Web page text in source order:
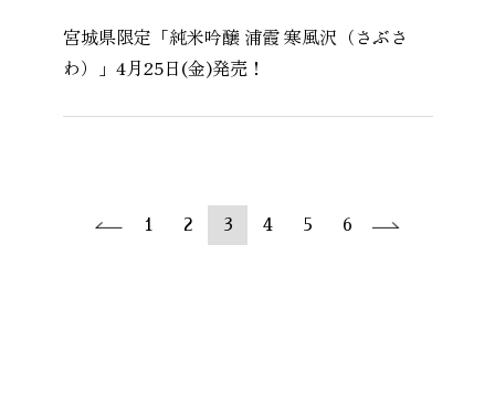
宮城県限定「純米吟醸 浦霞 寒風沢（さぶさ
わ）」4月25日(金)発売！
1 2 3 4 5 6